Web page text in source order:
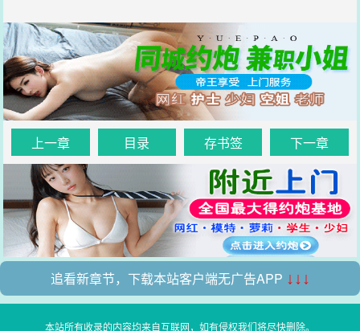
上一章 目录 存书签 下一章
追看新章节，下载本站客户端无广告APP ↓↓↓
本站所有收录的内容均来自互联网，如有侵权我们将尽快删除。